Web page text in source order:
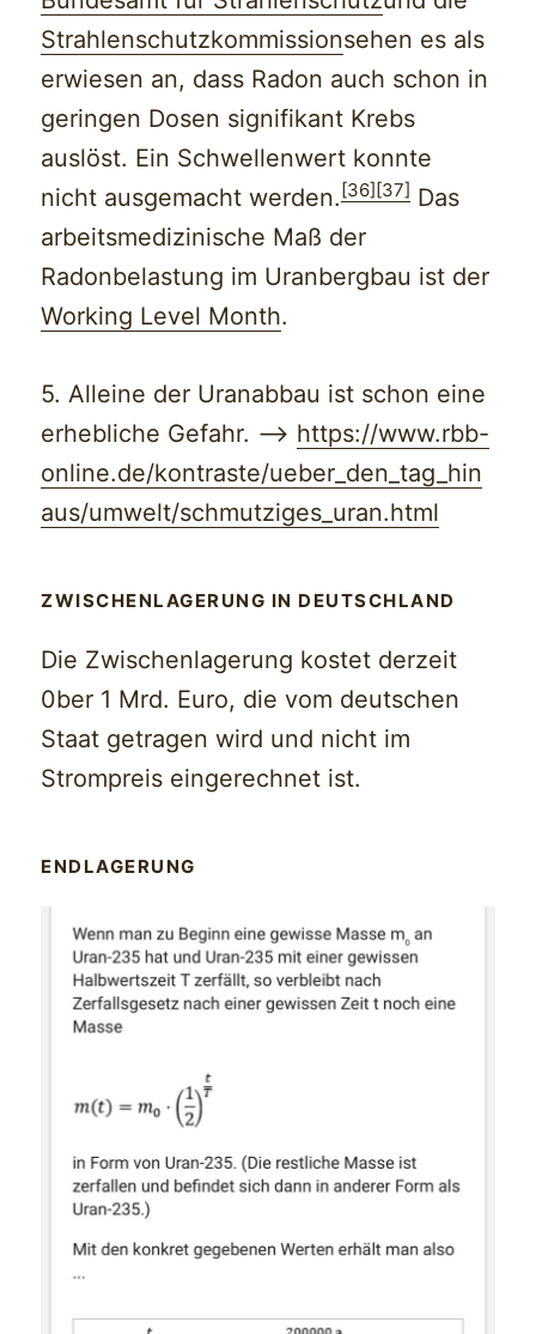
Strahlenschutzkommissionsehen es als
erwiesen an, dass Radon auch schon in
geringen Dosen signifikant Krebs
auslöst. Ein Schwellenwert konnte
nicht ausgemacht werden.[36][37] Das
arbeitsmedizinische Maß der
Radonbelastung im Uranbergbau ist der
Working Level Month.
5. Alleine der Uranabbau ist schon eine
erhebliche Gefahr. —> https://www.rbb-
online.de/kontraste/ueber_den_tag_hin
aus/umwelt/schmutziges_uran.html
ZWISCHENLAGERUNG IN DEUTSCHLAND
Die Zwischenlagerung kostet derzeit
0ber 1 Mrd. Euro, die vom deutschen
Staat getragen wird und nicht im
Strompreis eingerechnet ist.
ENDLAGERUNG